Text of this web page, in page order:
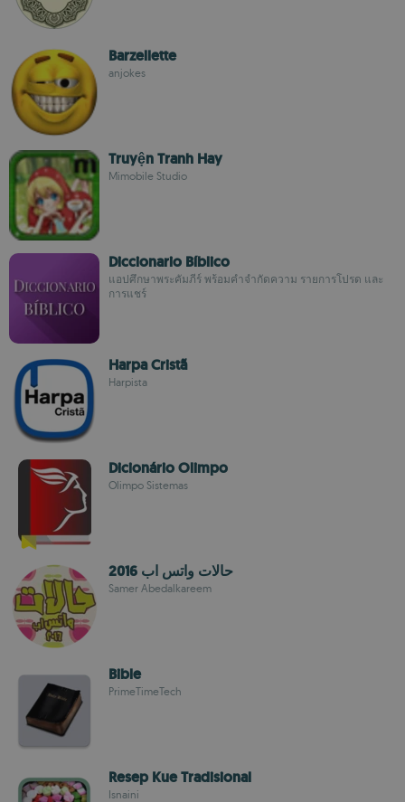
Barzellette
anjokes
Truyện Tranh Hay
Mimobile Studio
Diccionario Bíblico
แอปศึกษาพระคัมภีร์ พร้อมคำจำกัดความ รายการโปรด และ
การแชร์
Harpa Cristã
Harpista
Dicionário Olimpo
Olimpo Sistemas
حالات واتس اب 2016
Samer Abedalkareem
Bible
PrimeTimeTech
Resep Kue Tradisional
Isnaini